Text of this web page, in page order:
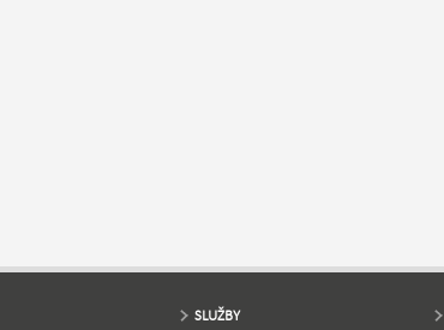
SLUŽBY